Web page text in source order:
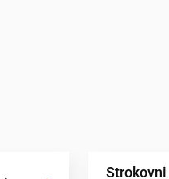
Strokovni